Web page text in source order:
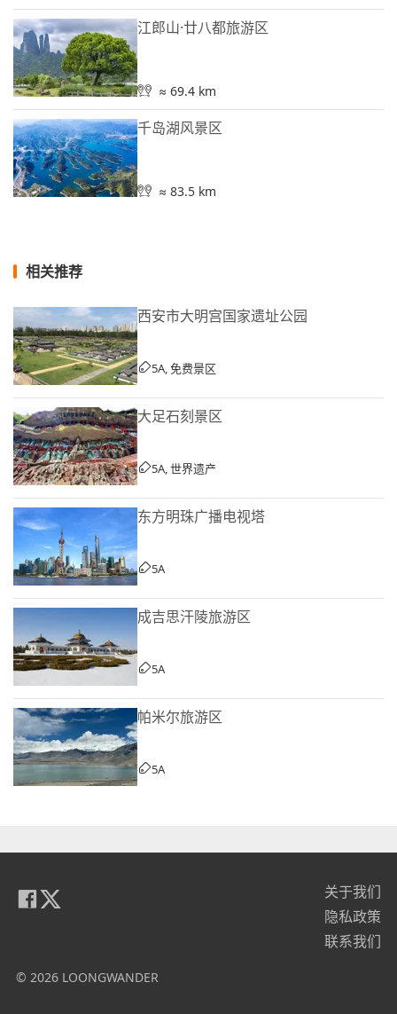
江郎山·廿八都旅游区
≈ 69.4 km
千岛湖风景区
≈ 83.5 km
相关推荐
西安市大明宫国家遗址公园
5A, 免费景区
大足石刻景区
5A, 世界遗产
东方明珠广播电视塔
5A
成吉思汗陵旅游区
5A
帕米尔旅游区
5A
关于我们
隐私政策
联系我们
© 2026 LOONGWANDER